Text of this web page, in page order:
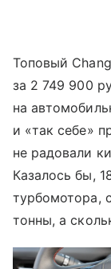
Топовый
за 2 749 900
на
и «так себе»
не радовали
Казалось бы,
турбомотора,
тонны, а